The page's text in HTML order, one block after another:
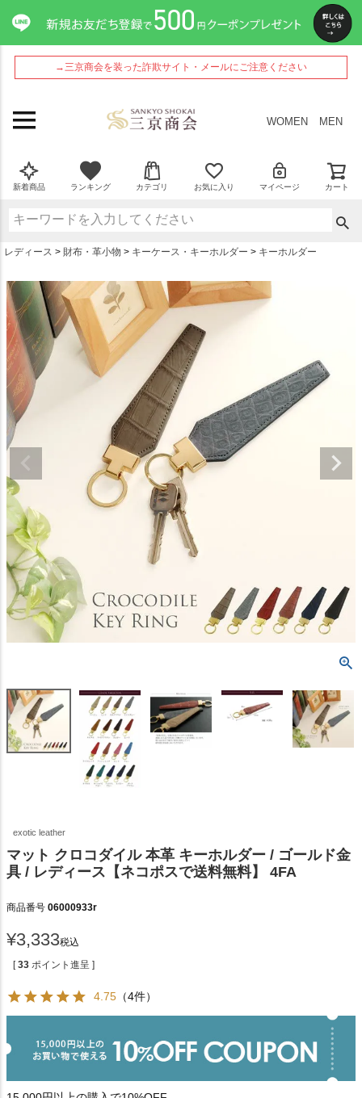
→三京商会を装った詐欺サイト・メールにご注意ください
WOMEN MEN
新着商品 ランキング カテゴリ お気に入り マイページ カート
レディース 財布・革小物 キーケース・キーホルダー キーホルダー
exotic leather
マット クロコダイル 本革 キーホルダー / ゴールド金
具 / レディース【ネコポスで送料無料】 4FA
商品番号 06000933r
¥3,333税込
[ 33 ポイント進呈 ]
4.75 （4件）
ペー
ジト
ップ
へ